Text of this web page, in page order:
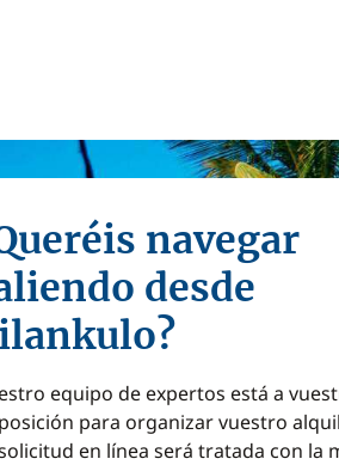
navegar
desde
equipo de expertos está a
para organizar vuestro
en línea será tratada con la